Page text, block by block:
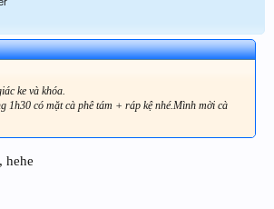
ke và khóa.
1h30 có mặt cà phê tám + ráp kệ nhé.Mình mời cà
hehe